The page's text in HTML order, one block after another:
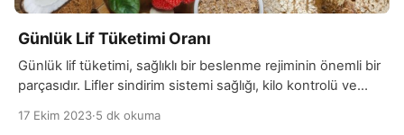
Günlük Lif Tüketimi Oranı
Günlük lif tüketimi, sağlıklı bir beslenme rejiminin önemli bir
parçasıdır. Lifler sindirim sistemi sağlığı, kilo kontrolü ve
vücutta sindirilemeyen bitkisel madde türleridir ve iki ana
17 Ekim 2023·5 dk okuma